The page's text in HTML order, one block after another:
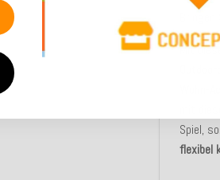
Mit
mit
Spiel,
flexibel